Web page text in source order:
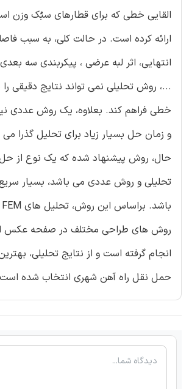
القایی خطی که برای قطارهای سبُک وزن
ارائه کرده است. در حالت کلی، به سبب
انتهایی، اثر لبه عرضی ، پیکربندی سه
...، روش تحلیلی نمی تواند نتایج دقیقی
خطی فراهم کند. بعلاوه، یک روش عددی
و زمان حل بسیار زیاد برای تحلیل گذرا می
حال، روش پیشنهاد شده که یک نوع از
تحلیلی و روش عددی می باشد، بسیار
روش های طراحی مختلف در صفحه عکس
انجام گرفته است و از نتایج تحلیلی،
حمل نقل راه آهن شهری انتخاب شده